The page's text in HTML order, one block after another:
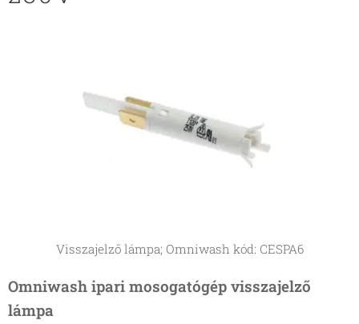
Visszajelző lámpa; Omniwash kód: CESPA6
Omniwash ipari mosogatógép visszajelző
lámpa